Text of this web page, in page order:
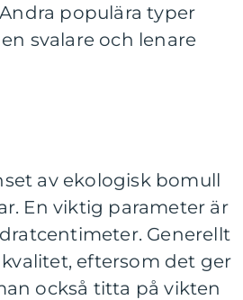
populära typer
svalare och lenare
av ekologisk bomull
En viktig parameter är
Generellt
eftersom det ger
också titta på vikten